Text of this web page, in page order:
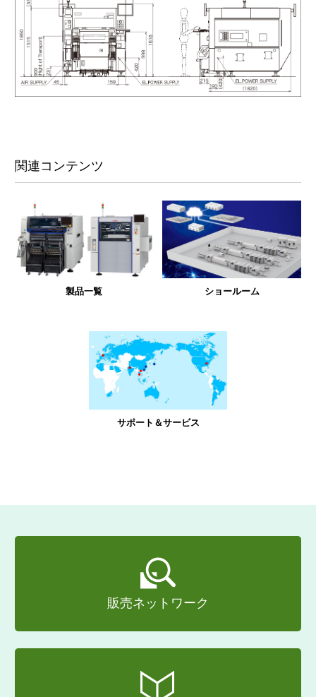
関連コンテンツ
製品一覧 ショールーム
サポート＆サービス
販売ネットワーク